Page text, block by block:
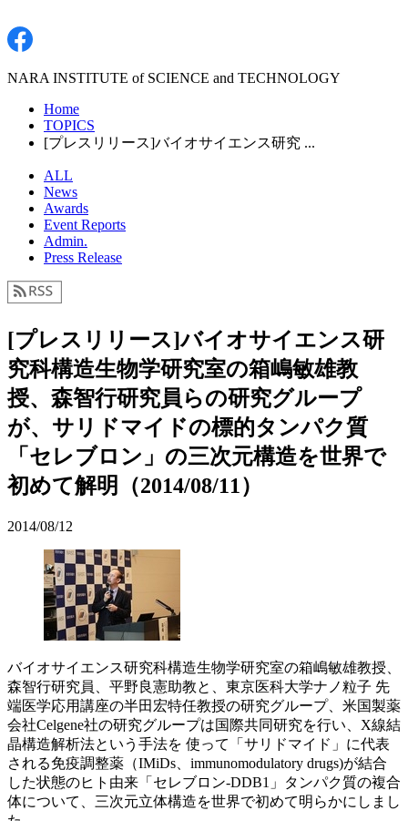
NARA INSTITUTE of SCIENCE and TECHNOLOGY
Home
TOPICS
[プレスリリース]バイオサイエンス研究 ...
ALL
News
Awards
Event Reports
Admin.
Press Release
[プレスリリース]バイオサイエンス研
究科構造生物学研究室の箱嶋敏雄教
授、森智行研究員らの研究グループ
が、サリドマイドの標的タンパク質
「セレブロン」の三次元構造を世界で
初めて解明（2014/08/11）
2014/08/12
バイオサイエンス研究科構造生物学研究室の箱嶋敏雄教授、
森智行研究員、平野良憲助教と、東京医科大学ナノ粒子 先
端医学応用講座の半田宏特任教授の研究グループ、米国製薬
会社Celgene社の研究グループは国際共同研究を行い、X線結
晶構造解析法という手法を 使って「サリドマイド」に代表
される免疫調整薬（IMiDs、immunomodulatory drugs)が結合
した状態のヒト由来「セレブロン-DDB1」タンパク質の複合
体について、三次元立体構造を世界で初めて明らかにしまし